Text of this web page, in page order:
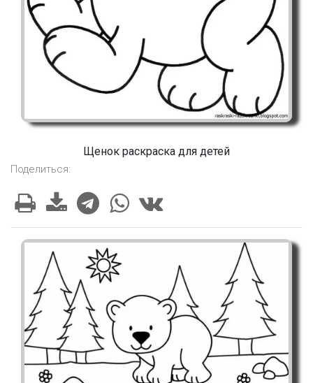
Щенок раскраска для детей
Поделиться: